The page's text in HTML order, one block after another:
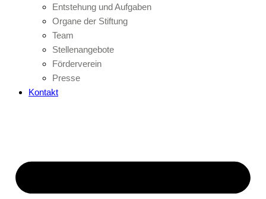
Entstehung und Aufgaben
Organe der Stiftung
Team
Stellenangebote
Förderverein
Presse
Kontakt